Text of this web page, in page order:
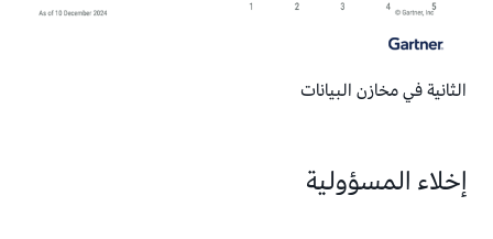
الثانية في مخازن البيانات
إخلاء المسؤولية